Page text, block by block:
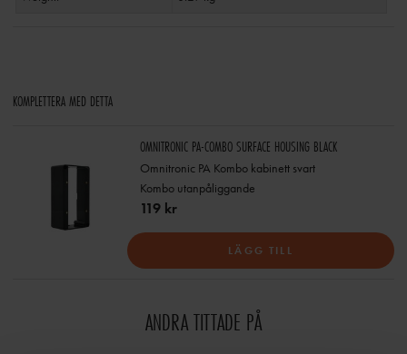
KOMPLETTERA MED DETTA
OMNITRONIC PA-COMBO SURFACE HOUSING BLACK
Omnitronic PA Kombo kabinett svart
Kombo utanpåliggande
119 kr
LÄGG TILL
ANDRA TITTADE PÅ